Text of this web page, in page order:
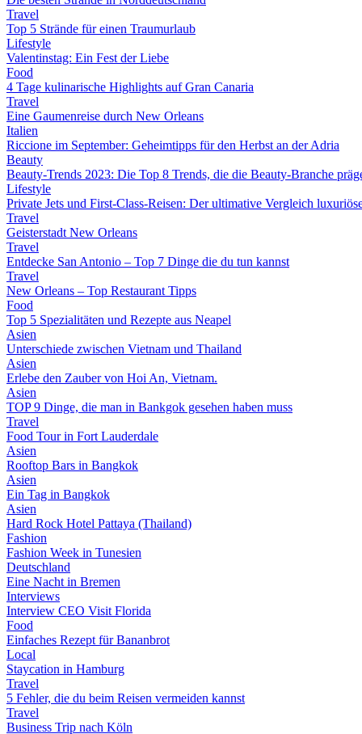
Travel
Top 5 Strände für einen Traumurlaub
Lifestyle
Valentinstag: Ein Fest der Liebe
Food
4 Tage kulinarische Highlights auf Gran Canaria
Travel
Eine Gaumenreise durch New Orleans
Italien
Riccione im September: Geheimtipps für den Herbst an der Adria
Beauty
Beauty-Trends 2023: Die Top 8 Trends, die die Beauty-Branche
Lifestyle
Private Jets und First-Class-Reisen: Der ultimative Vergleich
Travel
Geisterstadt New Orleans
Travel
Entdecke San Antonio – Top 7 Dinge die du tun kannst
Travel
New Orleans – Top Restaurant Tipps
Food
Top 5 Spezialitäten und Rezepte aus Neapel
Asien
Unterschiede zwischen Vietnam und Thailand
Asien
Erlebe den Zauber von Hoi An, Vietnam.
Asien
TOP 9 Dinge, die man in Bankgok gesehen haben muss
Travel
Food Tour in Fort Lauderdale
Asien
Rooftop Bars in Bangkok
Asien
Ein Tag in Bangkok
Asien
Hard Rock Hotel Pattaya (Thailand)
Fashion
Fashion Week in Tunesien
Deutschland
Eine Nacht in Bremen
Interviews
Interview CEO Visit Florida
Food
Einfaches Rezept für Bananbrot
Local
Staycation in Hamburg
Travel
5 Fehler, die du beim Reisen vermeiden kannst
Travel
Business Trip nach Köln